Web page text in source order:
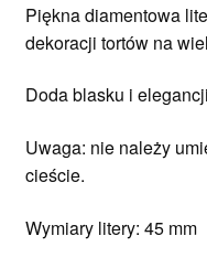
Piękna diamentowa
dekoracji tortów na
Doda blasku i
Uwaga: nie należy
cieście.
Wymiary litery: 45 mm